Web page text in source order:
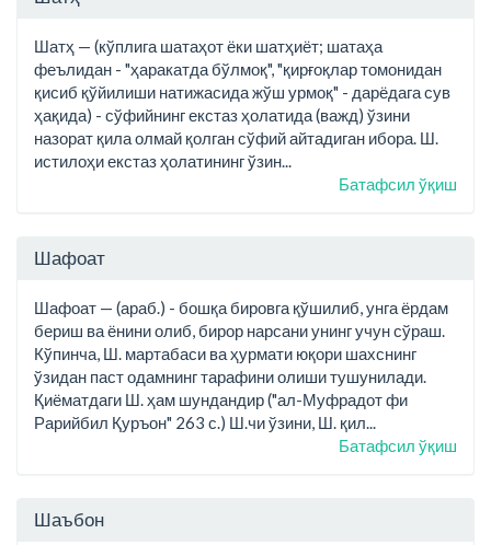
Шатҳ — (кўплига шатаҳот ёки шатҳиёт; шатаҳа
феълидан - "ҳаракатда бўлмоқ", "қирғоқлар томонидан
қисиб қўйилиши натижасида жўш урмоқ" - дарёдага сув
ҳақида) - сўфийнинг екстаз ҳолатида (важд) ўзини
назорат қила олмай қолган сўфий айтадиган ибора. Ш.
истилоҳи екстаз ҳолатининг ўзин...
Батафсил ўқиш
Шафоат
Шафоат — (араб.) - бошқа бировга қўшилиб, унга ёрдам
бериш ва ёнини олиб, бирор нарсани унинг учун сўраш.
Кўпинча, Ш. мартабаси ва ҳурмати юқори шахснинг
ўзидан паст одамнинг тарафини олиши тушунилади.
Қиёматдаги Ш. ҳам шундандир ("ал-Муфрадот фи
Рарийбил Қуръон" 263 с.) Ш.чи ўзини, Ш. қил...
Батафсил ўқиш
Шаъбон